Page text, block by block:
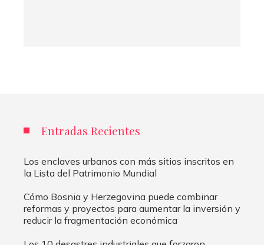
Entradas Recientes
Los enclaves urbanos con más sitios inscritos en
la Lista del Patrimonio Mundial
Cómo Bosnia y Herzegovina puede combinar
reformas y proyectos para aumentar la inversión y
reducir la fragmentación económica